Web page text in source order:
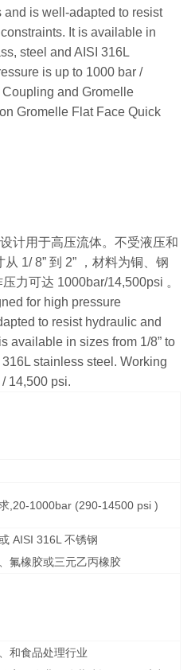
is well-adapted to resist
It is available in
steel and AISI 316L
is up to 1000 bar /
and Gromelle
Gromelle Flat Face Quick
计用于高压流体。不受液压和
1/ 8” 到 2” ，材料为铜、钢
力可达 1000bar/14,500psi 。
for high pressure
to resist hydraulic and
available in sizes from 1/8” to
stainless steel. Working
14,500 psi.
,20-1000bar (290-14500 psi )
AISI 316L 不锈钢
氟橡胶或三元乙丙橡胶
和食品处理行业